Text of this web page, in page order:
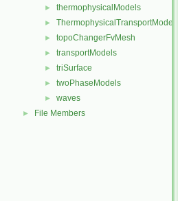
► thermophysicalModels
► ThermophysicalTransportModels
► topoChangerFvMesh
► transportModels
► triSurface
► twoPhaseModels
► waves
► File Members